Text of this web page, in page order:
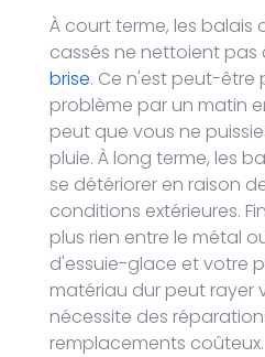
À court terme, les balais
cassés ne nettoient pas
brise. Ce n'est peut-être
problème par un matin
peut que vous ne
pluie. À long terme, les
se détériorer en raison
conditions extérieures.
plus rien entre le métal
d'essuie-glace et votre
matériau dur peut rayer
nécessite des
remplacements coûteux.